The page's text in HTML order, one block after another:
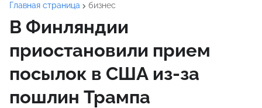
Главная страница бизнес
В Финляндии
приостановили прием
посылок в США из-за
пошлин Трампа